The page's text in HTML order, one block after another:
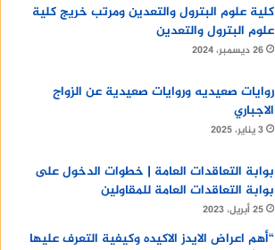
كلية علوم البترول والتعدين ومرتب خريج كلية
علوم البترول والتعدين
26 ديسمبر، 2024
روايات صعيديه وروايات صعيدية عن الزواج
الاجباري
3 يناير، 2025
بوابة التعاقدات العامة | خطوات الدخول على
بوابة التعاقدات العامة للمقاولين
25 أبريل، 2023
“أهم اعراض الايدز الاكيده وكيفية التعرف عليها